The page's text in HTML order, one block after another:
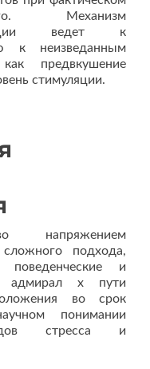
Механизм
ведет к
к неизведанным
предвкушение
стимуляции.
напряжением
сложного подхода,
поведенческие и
адмирал х пути
во срок
понимании
стресса и